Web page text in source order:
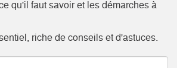
qu'il faut savoir et les démarches à
riche de conseils et d'astuces.